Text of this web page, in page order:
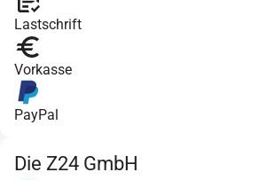
Lastschrift
Vorkasse
PayPal
Die Z24 GmbH